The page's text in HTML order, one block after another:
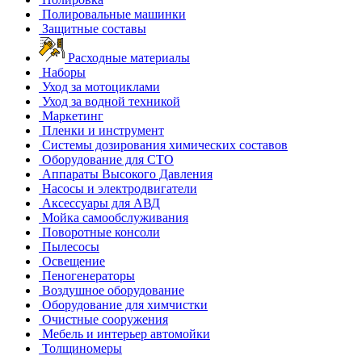
Полировальные машинки
Защитные составы
Расходные материалы
Наборы
Уход за мотоциклами
Уход за водной техникой
Маркетинг
Пленки и инструмент
Системы дозирования химических составов
Оборудование для СТО
Аппараты Высокого Давления
Насосы и электродвигатели
Аксессуары для АВД
Мойка самообслуживания
Поворотные консоли
Пылесосы
Освещение
Пеногенераторы
Воздушное оборудование
Оборудование для химчистки
Очистные сооружения
Мебель и интерьер автомойки
Толщиномеры